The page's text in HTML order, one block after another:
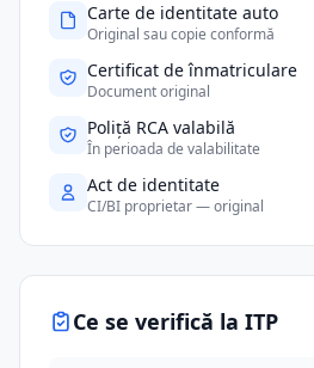
Carte de identitate auto
Original sau copie conformă
Certificat de înmatriculare
Document original
Poliță RCA valabilă
În perioada de valabilitate
Act de identitate
CI/BI proprietar — original
Ce se verifică la ITP